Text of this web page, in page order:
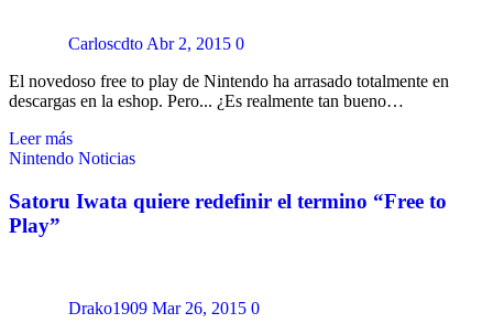
CarloscdtoAbr 2, 2015 0
El novedoso free to play de Nintendo ha arrasado totalmente en
descargas en la eshop. Pero... ¿Es realmente tan bueno…
Leer más
Nintendo Noticias
Satoru Iwata quiere redefinir el termino “Free to
Play”
Drako1909 Mar 26, 2015 0